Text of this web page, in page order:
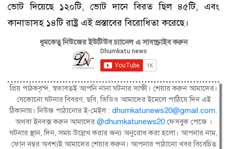
ভোট দিয়েছে ১২০টি, ভোট দানে বিরত ছিল ৪৫টি, এবং
কানাডাসহ ১৪টি রাষ্ট্র এই প্রস্তাবের বিরোধিতা করেছে।
ধূমকেতু নিউজের ইউটিউব চ্যানেল এ সাবস্ক্রাইব করুন
প্রিয় পাঠকবৃন্দ, স্বভাবতই আপনি নানা ঘটনার সাক্ষী। শেয়ার করুন আমাদের।
যেকোনো ঘটনার বিবরণ, ছবি, ভিডিও আমাদের ইমেলে পাঠিয়ে দিন এই
ঠিকানায়। নিউজ পাঠানোর ই-মেইল : dhumkatunews20@gmail.com.
অথবা ইনবক্স করুন আমাদের@dhumkatunews20 ফেসবুক পেজে ।
ঘটনার স্থান, দিন, সময় উল্লেখ করার জন্য অনুরোধ করা হলো। আপনার নাম,
ফোন নম্বর অবশ্যই আমাদের শেয়ার করুন। আপনার পাঠানো খবর বিবেচিত